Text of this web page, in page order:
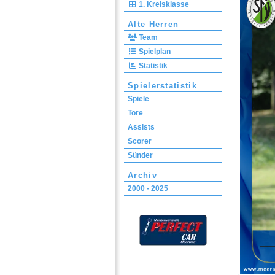
1. Kreisklasse
Alte Herren
Team
Spielplan
Statistik
Spielerstatistik
Spiele
Tore
Assists
Scorer
Sünder
Archiv
2000 - 2025